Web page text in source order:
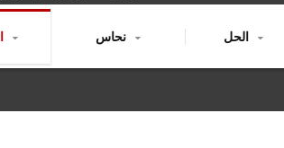
الألياف نحاس الحل